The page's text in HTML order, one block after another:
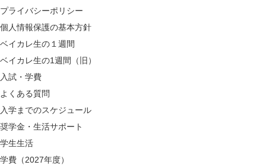
プライバシーポリシー
個人情報保護の基本方針
ベイカレ生の１週間
ベイカレ生の1週間（旧）
入試・学費
よくある質問
入学までのスケジュール
奨学金・生活サポート
学生生活
学費（2027年度）